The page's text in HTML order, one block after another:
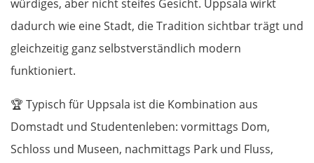
würdiges, aber nicht steifes Gesicht. Uppsala wirkt
dadurch wie eine Stadt, die Tradition sichtbar trägt und
gleichzeitig ganz selbstverständlich modern
funktioniert.
🏆 Typisch für Uppsala ist die Kombination aus
Domstadt und Studentenleben: vormittags Dom,
Schloss und Museen, nachmittags Park und Fluss,
Tallinn
Rapla
Pärnu
Lettland